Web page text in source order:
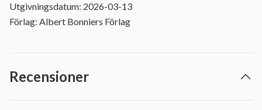
Utgivningsdatum: 2026-03-13
Förlag: Albert Bonniers Förlag
Recensioner